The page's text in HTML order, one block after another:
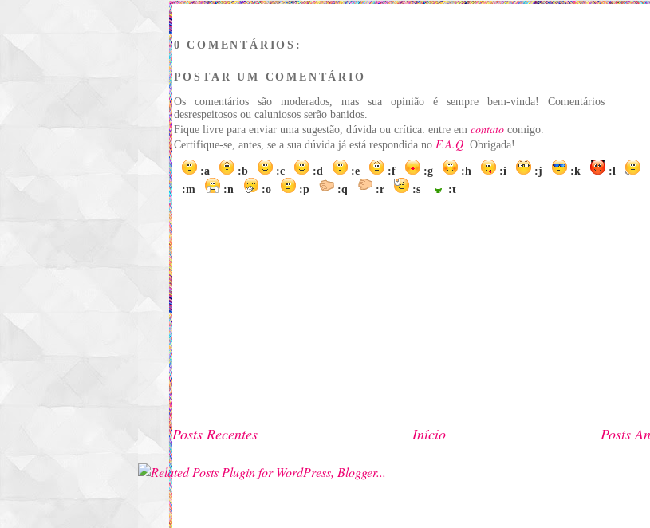
0 COMENTÁRIOS:
POSTAR UM COMENTÁRIO
Os comentários são moderados, mas sua opinião é sempre bem-vinda! Comentários
desrespeitosos ou caluniosos serão banidos.
Fique livre para enviar uma sugestão, dúvida ou crítica: entre em contatocomigo.
Certifique-se, antes, se a sua dúvida já está respondida no F.A.Q. Obrigada!
:a :b :c :d :e :f :g :h :i :j :k
:l
:m
:n :o :p :q :r :s :t
Posts Recentes Posts
Início